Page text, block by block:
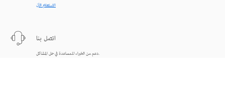
الاستعلام الآن
اتصل بنا
دعم من الخبراء للمساعدة في حل المشاكل.